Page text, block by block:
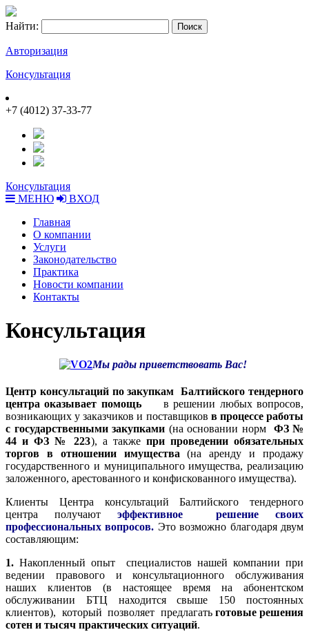
Найти:
Авторизация
Консультация
+7 (4012) 37-33-77
Консультация
МЕНЮ
ВХОД
Главная
О компании
Услуги
Законодательство
Практика
Новости компании
Контакты
Консультация
Мы рады приветствовать Вас!
Центр консультаций по закупкам Балтийского тендерного
центра оказывает помощьв решении любых вопросов,
возникающих у заказчиков и поставщиков в процессе работы
с государственными закупками (на основании нормФЗ №
44 и ФЗ № 223), а также при проведении обязательных
торгов в отношении имущества (на аренду и продажу
государственного и муниципального имущества, реализацию
заложенного, арестованного и конфискованного имущества).
Клиенты Центра консультаций Балтийского тендерного
центра получают эффективное решение своих
профессиональных вопросов. Это возможно благодаря двум
составляющим:
1. Накопленный опыт специалистов нашей компании при
ведении правового и консультационного обслуживания
наших клиентов (в настоящее время на абонентском
обслуживании БТЦ находится свыше 150 постоянных
клиентов), который позволяет предлагать готовые решения
сотен и тысяч практических ситуаций.